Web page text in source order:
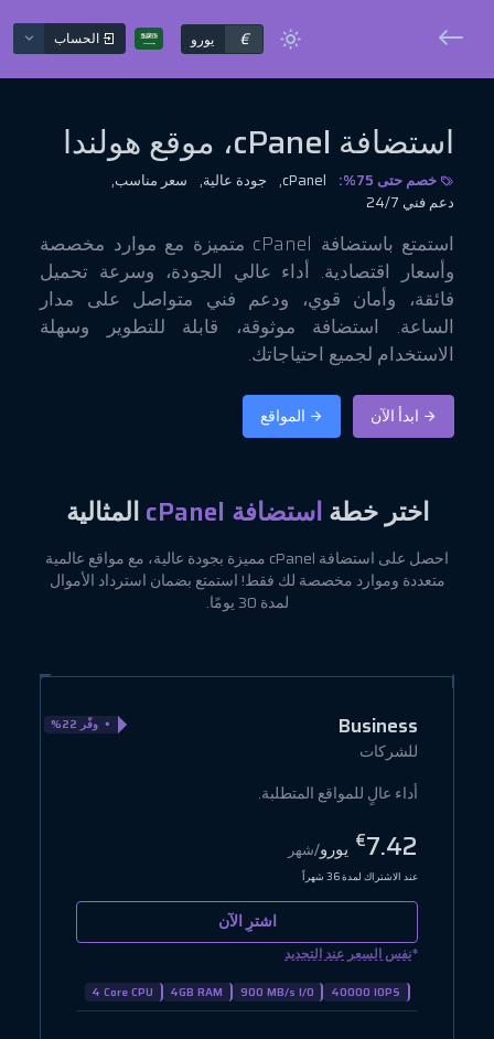
€ يورو الحساب
استضافة cPanel، موقع هولندا
خصم حتى 75%: cPanel, جودة عالية,
سعر مناسب,
دعم فني 24/7
استمتع باستضافة cPanel متميزة مع موارد مخصصة
وأسعار اقتصادية. أداء عالي الجودة، وسرعة تحميل
فائقة، وأمان قوي، ودعم فني متواصل على مدار
الساعة. استضافة موثوقة، قابلة للتطوير وسهلة
الاستخدام لجميع احتياجاتك.
اختر خطةاستضافة cPanel المثالية
احصل على استضافة cPanel مميزة بجودة عالية، مع مواقع عالمية
متعددة وموارد مخصصة لك فقط! استمتع بضمان استرداد الأموال
لمدة 30 يومًا.
Business
للشركات
وفّر 22%
أداء عالٍ للمواقع المتطلبة.
€7.42 يورو/شهر
عند الاشتراك لمدة 36 شهراً
اشترِ الآن
*نفس السعر عند التجديد
4 Core CPU 4GB RAM 900 MB/s I/O 40000 IOPS